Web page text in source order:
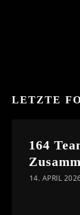
LETZTE
164
14. APRIL